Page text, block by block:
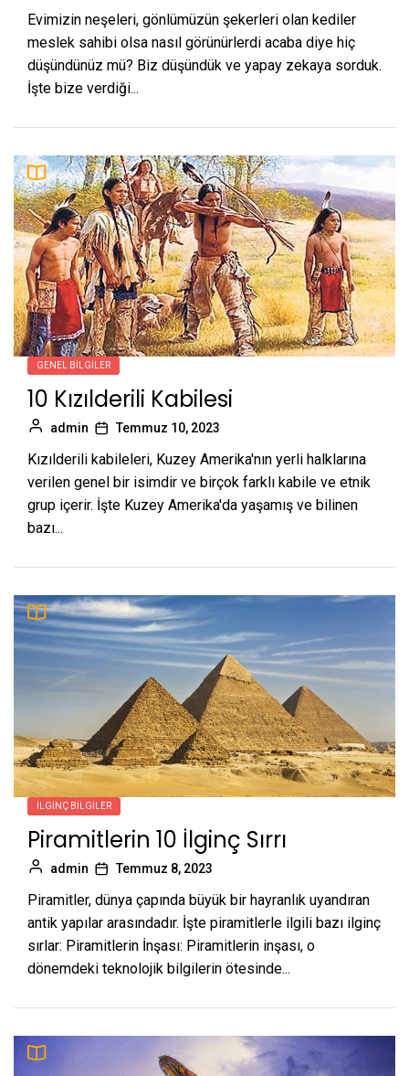
Evimizin neşeleri, gönlümüzün şekerleri olan kediler
meslek sahibi olsa nasıl görünürlerdi acaba diye hiç
düşündünüz mü? Biz düşündük ve yapay zekaya sorduk.
İşte bize verdiği...
GENEL BILGILER
10 Kızılderili Kabilesi
admin Temmuz 10, 2023
Kızılderili kabileleri, Kuzey Amerika'nın yerli halklarına
verilen genel bir isimdir ve birçok farklı kabile ve etnik
grup içerir. İşte Kuzey Amerika'da yaşamış ve bilinen
bazı...
İLGINÇ BILGILER
Piramitlerin 10 İlginç Sırrı
admin Temmuz 8, 2023
Piramitler, dünya çapında büyük bir hayranlık uyandıran
antik yapılar arasındadır. İşte piramitlerle ilgili bazı ilginç
sırlar: Piramitlerin İnşası: Piramitlerin inşası, o
dönemdeki teknolojik bilgilerin ötesinde...